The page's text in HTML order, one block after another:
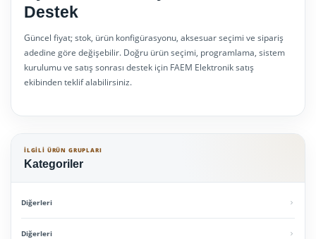
Destek
Güncel fiyat; stok, ürün konfigürasyonu, aksesuar seçimi ve sipariş
adedine göre değişebilir. Doğru ürün seçimi, programlama, sistem
kurulumu ve satış sonrası destek için FAEM Elektronik satış
ekibinden teklif alabilirsiniz.
İLGILI ÜRÜN GRUPLARI
Kategoriler
Diğerleri
Diğerleri